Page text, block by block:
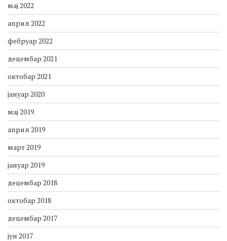
мај 2022
април 2022
фебруар 2022
децембар 2021
октобар 2021
јануар 2020
мај 2019
април 2019
март 2019
јануар 2019
децембар 2018
октобар 2018
децембар 2017
јун 2017